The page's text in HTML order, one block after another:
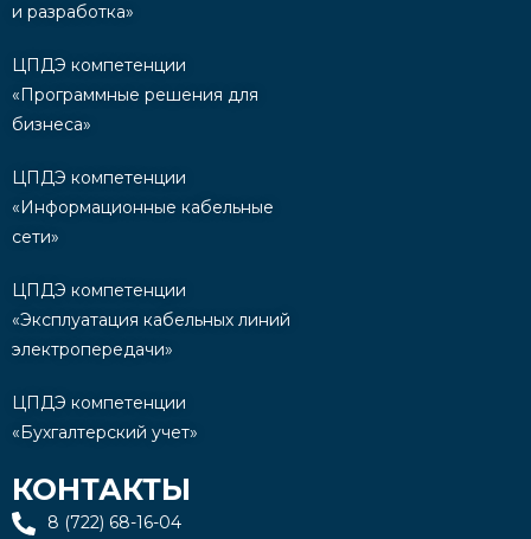
и разработка»
ЦПДЭ компетенции
«Программные решения для
бизнеса»
ЦПДЭ компетенции
«Информационные кабельные
сети»
ЦПДЭ компетенции
«Эксплуатация кабельных линий
электропередачи»
ЦПДЭ компетенции
«Бухгалтерский учет»
КОНТАКТЫ
8 (722) 68-16-04